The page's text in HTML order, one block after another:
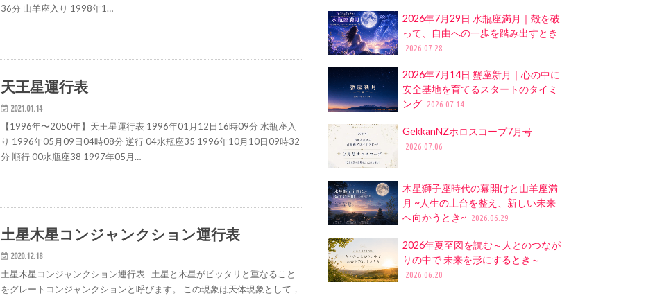
36分 山羊座入り 1998年1…
天王星運行表
2021.01.14
【1996年〜2050年】天王星運行表 1996年01月12日16時09分 水瓶座入
り 1996年05月09日04時08分 逆行 04水瓶座35 1996年10月10日09時32
分 順行 00水瓶座38 1997年05月…
土星木星コンジャンクション運行表
2020.12.18
土星木星コンジャンクション運行表 土星と木星がピッタリと重なること
をグレートコンジャンクションと呼びます。 この現象は天体現象として，
2026年7月29日 水瓶座満月｜殻を破
って、自由への一歩を踏み出すとき
2026.07.28
2026年7月14日 蟹座新月｜心の中に
安全基地を育てるスタートのタイミ
ング 2026.07.14
GekkanNZホロスコープ7月号
2026.07.06
木星獅子座時代の幕開けと山羊座満
月 ~人生の土台を整え、新しい未来
へ向かうとき~ 2026.06.29
2026年夏至図を読む～人とのつなが
りの中で 未来を形にするとき～
2026.06.20